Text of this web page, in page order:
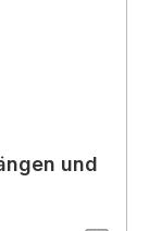
und